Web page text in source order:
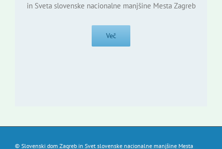
in Sveta slovenske nacionalne manjšine Mesta Zagreb
Več
© Slovenski dom Zagreb in Svet slovenske nacionalne manjšine Mesta